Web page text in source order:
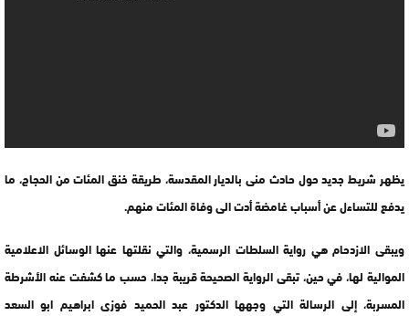
يظهر شريط جديد حول حادث منى بالديار المقدسة، طريقة خنق المئات من الحجاج، ما
يدفع للتساءل عن أسباب غامضة أدت الى وفاة المئات منهم.
ويبقى الازدحام هي رواية السلطات الرسمية، والتي نقلتها عنها الوسائل الاعلامية
الموالية لها، في حين، تبقى الرواية الصحيحة قريبة جدا، حسب ما كشفت عنه الأشرطة
المسربة، إلى الرسالة التي وجهها الدكتور عبد الحميد فوزى ابراهيم ابو السعد